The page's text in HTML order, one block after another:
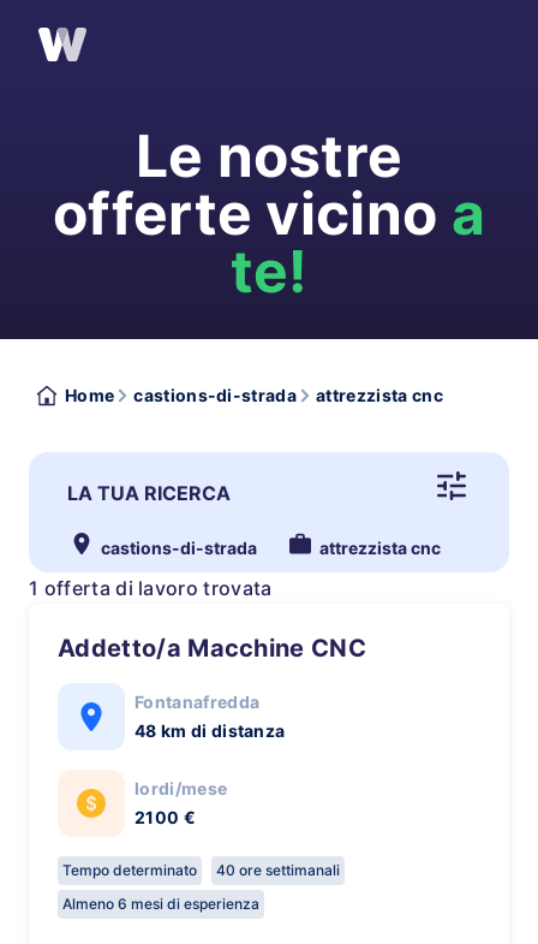
Le nostre
offerte vicino a
te!
Home castions-di-strada attrezzista cnc
LA TUA RICERCA
castions-di-strada attrezzista cnc
1 offerta di lavoro trovata
Addetto/a Macchine CNC
Fontanafredda
48 km di distanza
lordi/mese
2100 €
Tempo determinato
40 ore settimanali
Almeno 6 mesi di esperienza